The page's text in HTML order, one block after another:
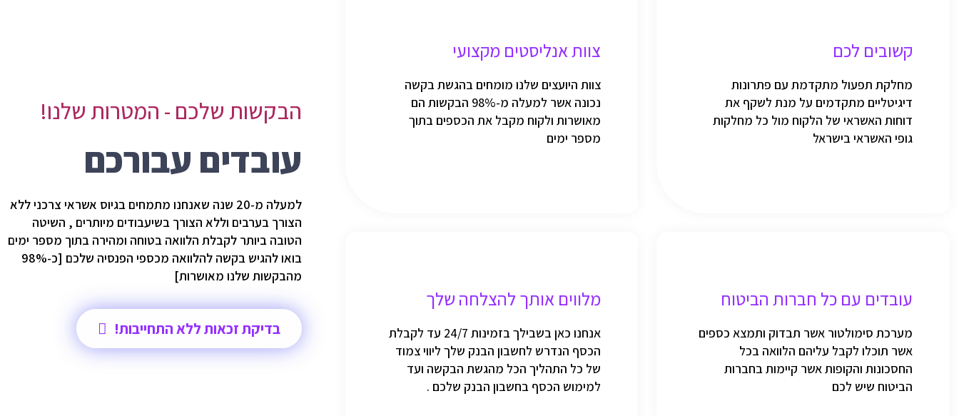
קשובים לכם
מחלקת תפעול מתקדמת עם פתרונות
דיגיטליים מתקדמים על מנת לשקף את
דוחות האשראי של הלקוח מול כל מחלקות
גופי האשראי בישראל
צוות אנליסטים מקצועי
צוות היועצים שלנו מומחים בהגשת בקשה
נכונה אשר למעלה מ-98% הבקשות הם
מאושרות ולקוח מקבל את הכספים בתוך
מספר ימים
עובדים עם כל חברות הביטוח
מערכת סימולטור אשר תבדוק ותמצא כספים
אשר תוכלו לקבל עליהם הלוואה בכל
החסכונות והקופות אשר קיימות בחברות
הביטוח שיש לכם
מלווים אותך להצלחה שלך
אנחנו כאן בשבילך בזמינות 24/7 עד לקבלת
הכסף הנדרש לחשבון הבנק שלך ליווי צמוד
של כל התהליך הכל מהגשת הבקשה ועד
למימוש הכסף בחשבון הבנק שלכם .
הבקשות שלכם - המטרות שלנו!
עובדים עבורכם
למעלה מ-20 שנה שאנחנו מתמחים בגיוס אשראי צרכני ללא
הצורך בערבים וללא הצורך בשיעבודים מיותרים , השיטה
הטובה ביותר לקבלת הלוואה בטוחה ומהירה בתוך מספר ימים
בואו להגיש בקשה להלוואה מכספי הפנסיה שלכם [כ-98%
מהבקשות שלנו מאושרות]
בדיקת זכאות ללא התחייבות!